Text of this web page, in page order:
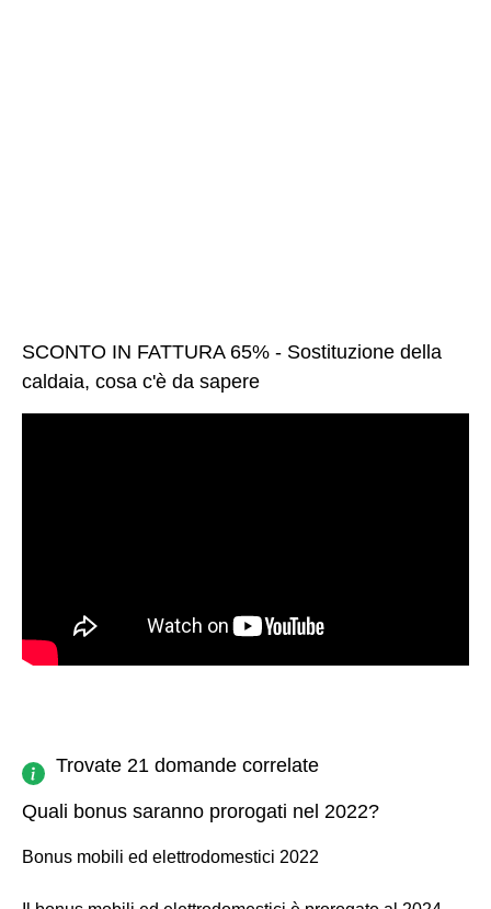
SCONTO IN FATTURA 65% - Sostituzione della
caldaia, cosa c'è da sapere
Trovate 21 domande correlate
Quali bonus saranno prorogati nel 2022?
Bonus mobili ed elettrodomestici 2022